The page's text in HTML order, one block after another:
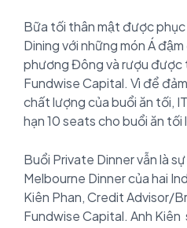
Bữa tối thân mật được
Dining với những món Á
phương Đông vàrượu được
Fundwise Capital. Vì để
chất lượng của buổi ăn tối,
hạn 10 seats cho buổi ăn tối
Buổi Private Dinner vẫn là
Melbourne Dinner của hai
Kiên Phan, Credit Advisor/
Fundwise Capital. Anh